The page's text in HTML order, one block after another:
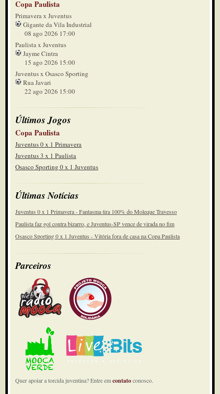
Copa Paulista
Primavera x Juventus
Gigante da Vila Industrial
08 ago 2026 17:00
Paulista x Juventus
Jayme Cintra
15 ago 2026 15:00
Juventus x Osasco Sporting
Rua Javari
22 ago 2026 15:00
Últimos Jogos
Copa Paulista
Juventus 0 x 1 Primavera
Juventus 3 x 1 Paulista
Osasco Sporting 0 x 1 Juventus
Últimas Notícias
Juventus 0 x 1 Primavera - Fantasma tira 100% do Moleque Travesso
Paulista faz gol contra bizarro, e Juventus-SP vence de virada no fim
Osasco Sporting 0 x 1 Juventus - Vitória fora de casa na Copa Paulista
Parceiros
Quer apoiar a torcida juventina? Entre emcontatoconosco.